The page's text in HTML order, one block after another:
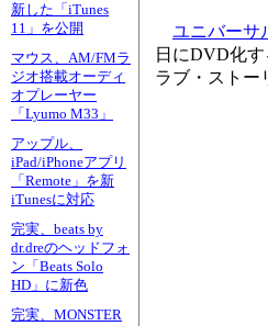
新した「iTunes
11」を公開
マウス、AM/FMラ
ジオ搭載オーディ
オプレーヤー
「Lyumo M33」
アップル、
iPad/iPhoneアプリ
「Remote」を新
iTunesに対応
完実、beats by
dr.dreのヘッドフォ
ン「Beats Solo
HD」に新色
完実、MONSTER
ユニバーサ
日にDVD化
ラブ・ストー